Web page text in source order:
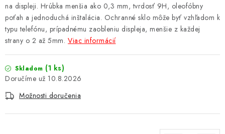
BATÉRIE VARTA
MULTIMÉDIÁ
KAMERY
OSTATNÉ PRÍSLUŠENSTVO
na displeji. Hrúbka menšia ako 0,3 mm, tvrdosť 9H, oleofóbny
poťah a jednoduchá inštalácia. Ochranné sklo môže byť vzhľadom k
typu telefónu, prípadnému zaobleniu displeja, menšie z každej
strany o 2 až 5mm. Viac informácií
Skladom (1 ks)
10.8.2026
Možnosti doručenia